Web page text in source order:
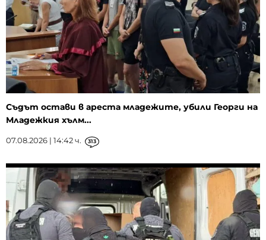
Съдът остави в ареста младежите, убили Георги на
Младежкия хълм...
07.08.2026 | 14:42 ч. 313